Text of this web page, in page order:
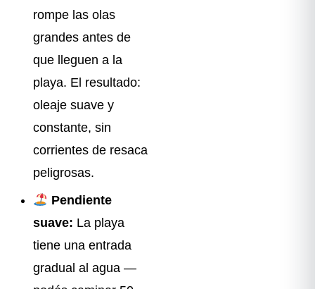
rompe las olas
grandes antes de
que lleguen a la
playa. El resultado:
oleaje suave y
constante, sin
corrientes de resaca
peligrosas.
Pendiente
suave: La playa
tiene una entrada
gradual al agua —